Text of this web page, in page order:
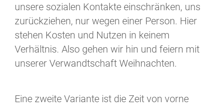
unsere sozialen Kontakte einschränken, uns
zurückziehen, nur wegen einer Person. Hier
stehen Kosten und Nutzen in keinem
Verhältnis. Also gehen wir hin und feiern mit
unserer Verwandtschaft Weihnachten.
Eine zweite Variante ist die Zeit von vorne